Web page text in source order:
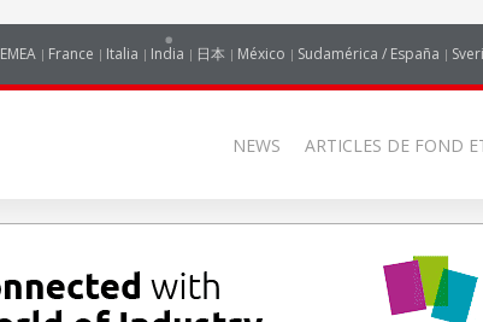
EMEA France Italia India 日本 México Sudamérica / España
NEWS ARTICLES DE FOND